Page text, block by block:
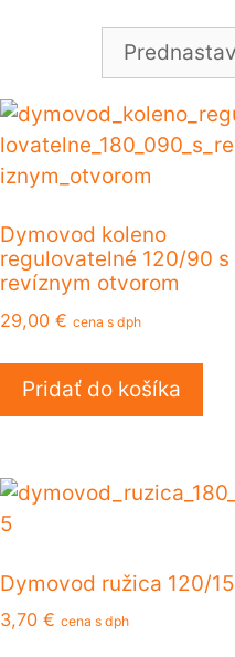
Dymovod koleno
regulovatelné 120/90 s
revíznym otvorom
29,00€ cena s dph
Pridať do košíka
Dymovod ružica 120/15
3,70€ cena s dph